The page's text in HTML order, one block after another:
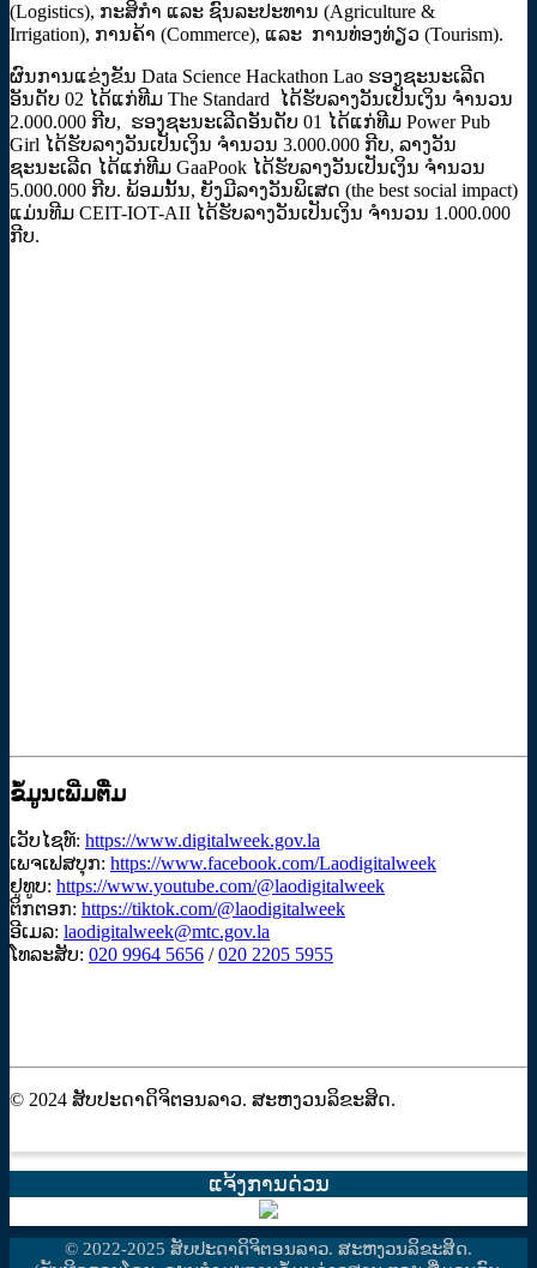
(Logistics), ກະສິກໍາ ແລະ ຊົນລະປະທານ (Agriculture &
Irrigation), ການຄ້າ (Commerce), ແລະ ການທ່ອງທ່ຽວ (Tourism).
ຜົນການແຂ່ງຂັນ Data Science Hackathon Lao ຮອງຊະນະເລີດ
ອັນດັບ 02 ໄດ້ແກ່ທີມ The Standard ໄດ້ຮັບລາງວັນເປັນເງິນ ຈໍານວນ
2.000.000 ກີບ, ຮອງຊະນະເລີດອັນດັບ 01 ໄດ້ແກ່ທີມ Power Pub
Girl ໄດ້ຮັບລາງວັນເປັນເງິນ ຈໍານວນ 3.000.000 ກີບ, ລາງວັນ
ຊະນະເລີດ ໄດ້ແກ່ທີມ GaaPook ໄດ້ຮັບລາງວັນເປັນເງິນ ຈໍານວນ
5.000.000 ກີບ. ພ້ອມນັ້ນ, ຍັງມີລາງວັນພິເສດ (the best social impact)
ແມ່ນທີມ CEIT-IOT-AII ໄດ້ຮັບລາງວັນເປັນເງິນ ຈໍານວນ 1.000.000
ກີບ.
ຂໍ້ມູນເພີ່ມຕື່ມ
ເວັບໄຊທ໌: https://www.digitalweek.gov.la
ເພຈເຟສບຸກ: https://www.facebook.com/Laodigitalweek
ຢູທູບ: https://www.youtube.com/@laodigitalweek
ຕິກຕອກ: https://tiktok.com/@laodigitalweek
ອີເມລ: laodigitalweek@mtc.gov.la
ໂທລະສັບ: 020 9964 5656 /020 2205 5955
© 2024 ສັບປະດາດິຈິຕອນລາວ. ສະຫງວນລິຂະສິດ.
ແຈ້ງການດ່ວນ
© 2022-2025 ສັບປະດາດິຈິຕອນລາວ. ສະຫງວນລິຂະສິດ.